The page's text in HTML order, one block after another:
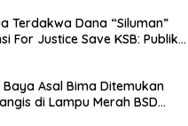
Terdakwa Dana “Siluman”
For Justice Save KSB: Publik
Baya Asal Bima Ditemukan
di Lampu Merah BSD